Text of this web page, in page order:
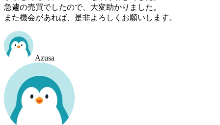
急遽の売買でしたので、大変助かりました。
また機会があれば、是非よろしくお願いします。
Azusa